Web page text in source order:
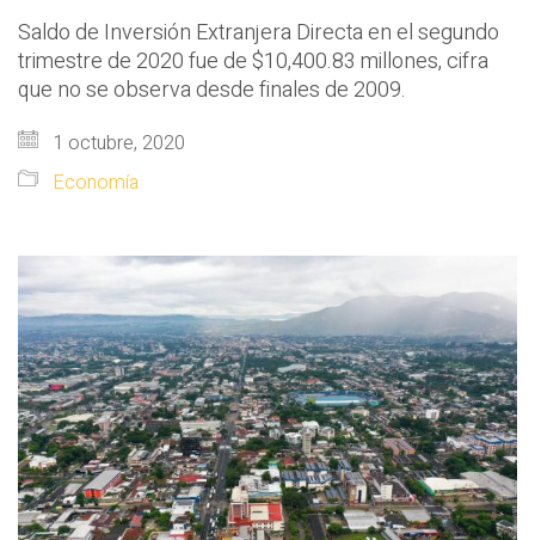
Saldo de Inversión Extranjera Directa en el segundo
trimestre de 2020 fue de $10,400.83 millones, cifra
que no se observa desde finales de 2009.
1 octubre, 2020
Economía